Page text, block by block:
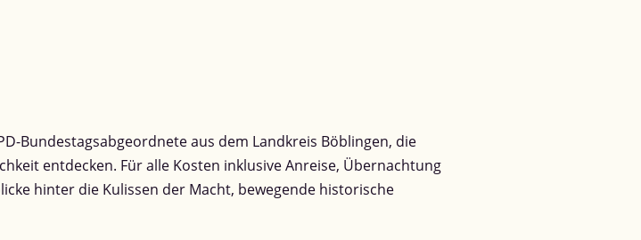
Bundestagsabgeordnete aus dem Landkreis Böblingen, die
entdecken. Für alle Kosten inklusive Anreise, Übernachtung
hinter die Kulissen der Macht, bewegende historische